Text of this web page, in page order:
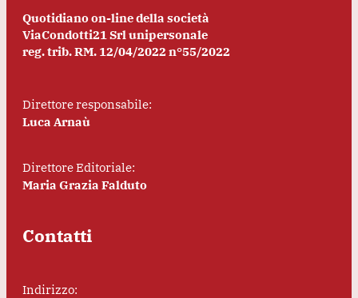
Quotidiano on-line della società
ViaCondotti21 Srl unipersonale
reg. trib. RM. 12/04/2022 n°55/2022
Direttore responsabile:
Luca Arnaù
Direttore Editoriale:
Maria Grazia Falduto
Contatti
Indirizzo: